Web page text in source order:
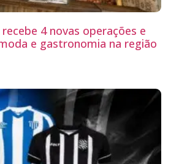
4 novas operações e
e gastronomia na região